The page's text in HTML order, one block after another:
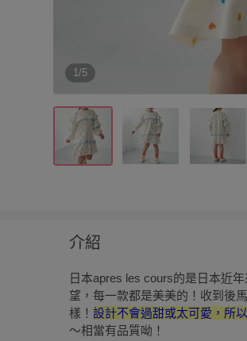
1/5
介紹
日本apres les cours的是日本近
望，每一款都是美美的！收到後
樣！ 設計不會過甜或太可愛，所
～相當有品質呦！